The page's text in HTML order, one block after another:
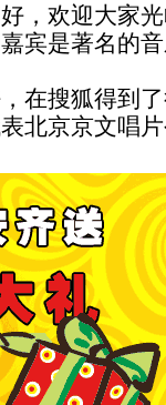
欢迎大家光
宾是著名的
搜狐得到了
北京京文唱